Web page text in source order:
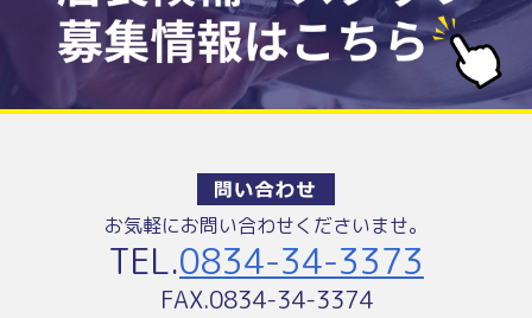
お気軽にお問い合わせくださいませ。
TEL.0834-34-3373
FAX.0834-34-3374